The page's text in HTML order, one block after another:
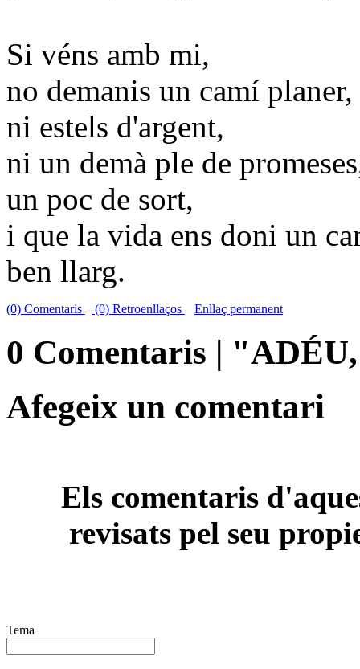
Si véns amb mi,
no demanis un camí planer,
ni estels d'argent,
ni un demà ple de
un poc de sort,
i que la vida ens doni un
ben llarg.
(0) Comentaris (0) Retroenllaços Enllaç permanent
0 Comentaris |
Afegeix un comentari
Els comentaris
revisats pel seu
Tema